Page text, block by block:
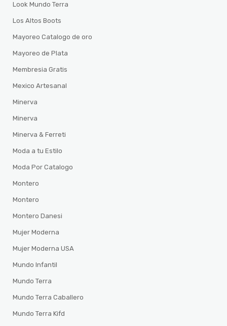
Look Mundo Terra
Los Altos Boots
Mayoreo Catalogo de oro
Mayoreo de Plata
Membresia Gratis
Mexico Artesanal
Minerva
Minerva
Minerva & Ferreti
Moda a tu Estilo
Moda Por Catalogo
Montero
Montero
Montero Danesi
Mujer Moderna
Mujer Moderna USA
Mundo Infantil
Mundo Terra
Mundo Terra Caballero
Mundo Terra Kifd